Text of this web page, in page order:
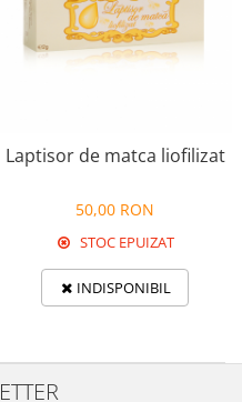
Laptisor de matca liofilizat
50,00 RON
STOC EPUIZAT
INDISPONIBIL